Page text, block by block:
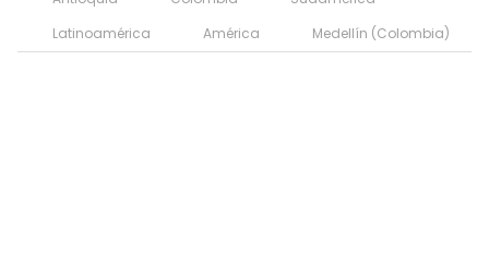
Latinoamérica
América Medellín (Colombia)